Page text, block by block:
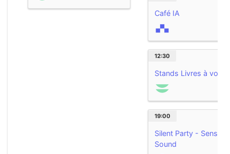
Café IA
12:30
Stands Livres à vous
19:00
Silent Party - Sens
Sound